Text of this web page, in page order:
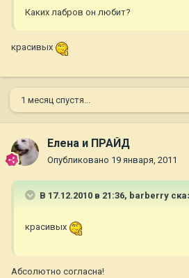
Каких лабров он любит?
красивых
1 месяц спустя...
Елена и ПРАЙД
Опубликовано 19 января, 2011
В 17.12.2010 в 21:36, barberry
красивых
Абсолютно согласна!